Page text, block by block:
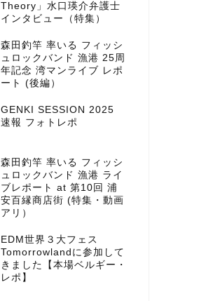
Theory」水口瑛介弁護士
インタビュー（特集）
森田釣竿 率いる フィッシ
ュロックバンド 漁港 25周
年記念 湾マンライブ レポ
ート (後編）
GENKI SESSION 2025
速報 フォトレポ
森田釣竿 率いる フィッシ
ュロックバンド 漁港 ライ
ブレポート at 第10回 浦
安百縁商店街 (特集・動画
アリ）
EDM世界３大フェス
Tomorrowlandに参加して
きました【本場ベルギー・
レポ】